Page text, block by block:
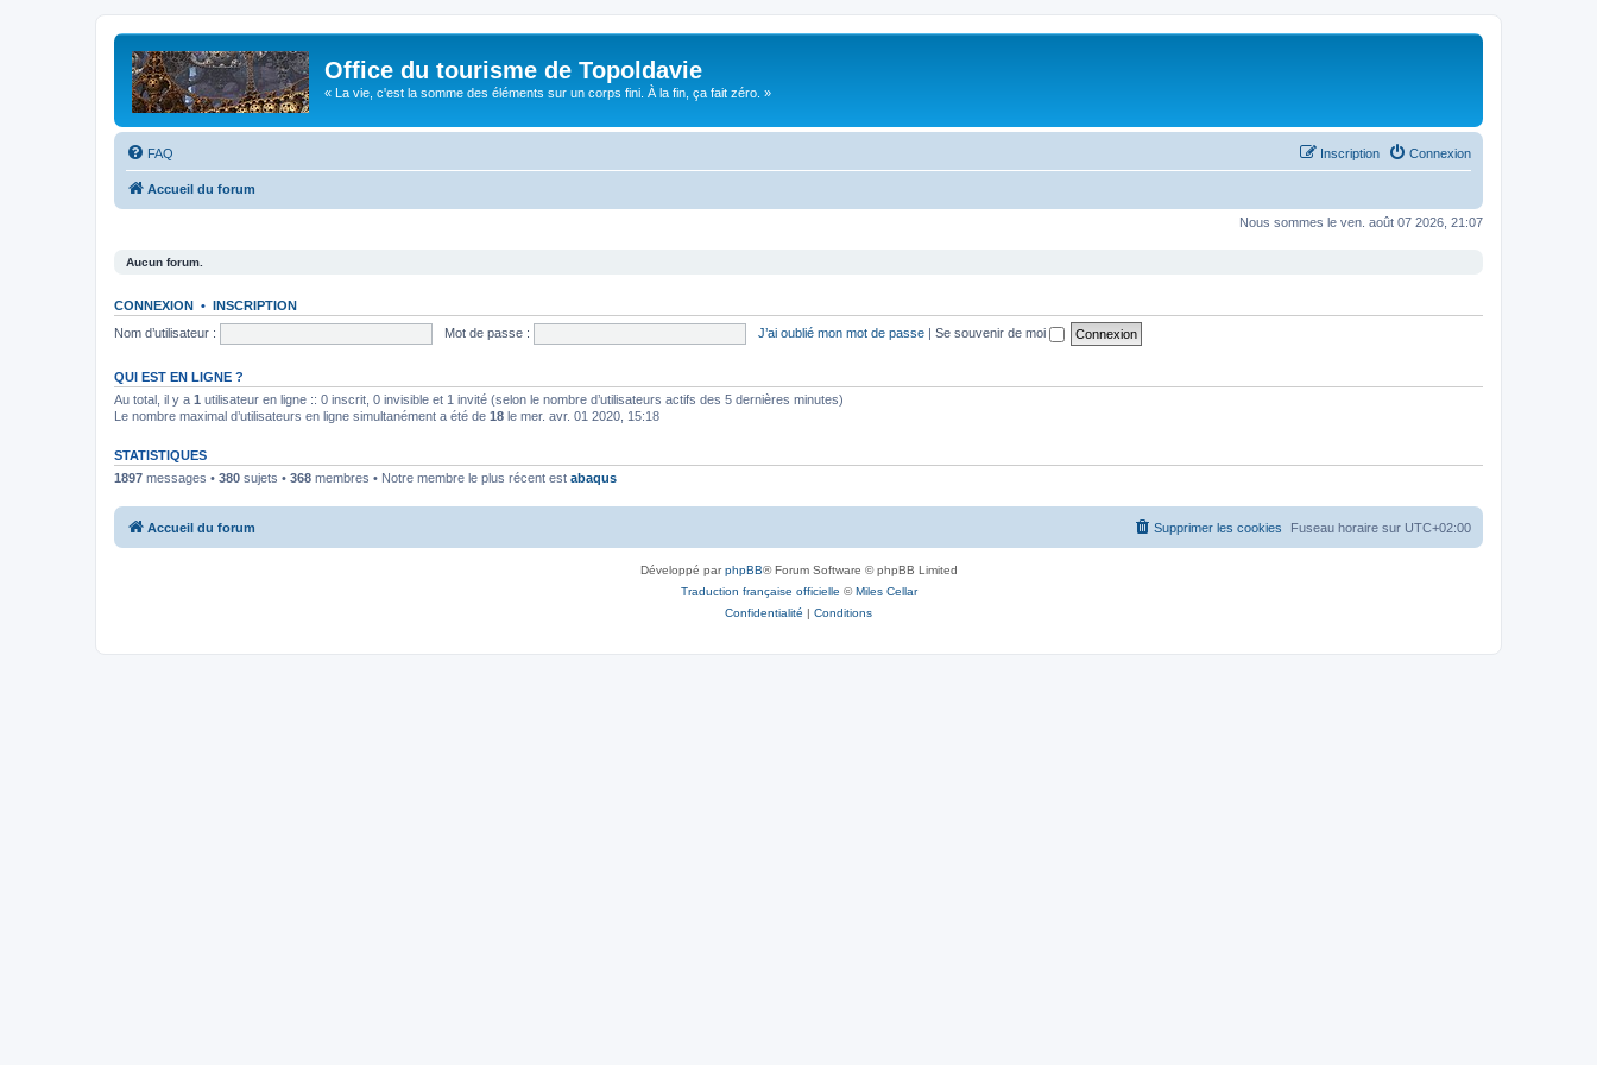
Office du tourisme de Topoldavie
« La vie, c'est la somme des éléments sur un corps fini. À la fin, ça fait zéro. »
FAQ Connexion
Inscription
Accueil du forum
Nous sommes le ven. août 07 2026, 21:07
Aucun forum.
CONNEXION • INSCRIPTION
Nom d’utilisateur :
Mot de passe : J’ai oublié mon mot de passe | Se souvenir de moi
QUI EST EN LIGNE ?
Au total, il y a 1 utilisateur en ligne :: 0 inscrit, 0 invisible et 1 invité (selon le nombre d’utilisateurs actifs des 5 dernières minutes)
Le nombre maximal d’utilisateurs en ligne simultanément a été de 18 le mer. avr. 01 2020, 15:18
STATISTIQUES
1897 messages • 380 sujets • 368 membres • Notre membre le plus récent est abaqus
Accueil du forum Fuseau horaire sur UTC+02:00
Supprimer les cookies
Développé parphpBB® Forum Software © phpBB Limited
Traduction française officielle ©Miles Cellar
Confidentialité | Conditions